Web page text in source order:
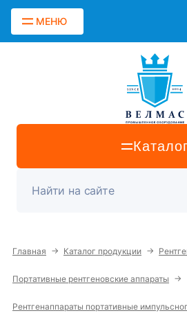
МЕНЮ
Каталог
Главная → Каталог продукции →
Портативные рентгеновские аппараты →
Рентгенаппараты портативные